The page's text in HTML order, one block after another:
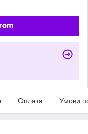
Оплата Умови